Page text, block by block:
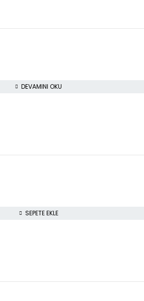
DEVAMINI OKU
SEPETE EKLE